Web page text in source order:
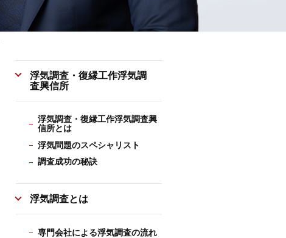
浮気調査・復縁工作浮気調
査興信所
浮気調査・復縁工作浮気調査興
信所とは
浮気問題のスペシャリスト
調査成功の秘訣
浮気調査とは
専門会社による浮気調査の流れ